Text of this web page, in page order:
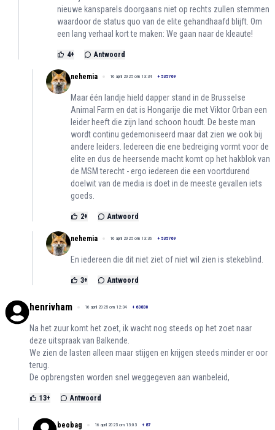
nieuwe kansparels doorgaans niet op rechts zullen stemmen
waardoor de status quo van de elite gehandhaafd blijft. Om
een lang verhaal kort te maken: We gaan naar de kleaute!
4+ Antwoord
nehemia 16 april 2025 om 13:34 + 535769
Maar één landje hield dapper stand in de Brusselse
Animal Farm en dat is Hongarije die met Viktor Orban een
leider heeft die zijn land schoon houdt. De beste man
wordt continu gedemoniseerd maar dat zien we ook bij
andere leiders. Iedereen die ene bedreiging vormt voor de
elite en dus de heersende macht komt op het hakblok van
de MSM terecht - ergo iedereen die een voortdurend
doelwit van de media is doet in de meeste gevallen iets
goeds.
2+ Antwoord
nehemia 16 april 2025 om 13:36 + 535769
En iedereen die dit niet ziet of niet wil zien is stekeblind.
3+ Antwoord
henrivham 16 april 2025 om 12:34 + 63830
Na het zuur komt het zoet, ik wacht nog steeds op het zoet naar
deze uitspraak van Balkende.
We zien de lasten alleen maar stijgen en krijgen steeds minder er oor
terug.
De opbrengsten worden snel weggegeven aan wanbeleid,
13+ Antwoord
beobag 16 april 2025 om 13:03 + 87